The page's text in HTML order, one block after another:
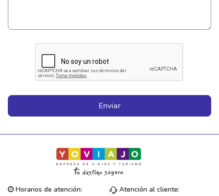
Enviar
Horarios de atención: Atención al cliente: